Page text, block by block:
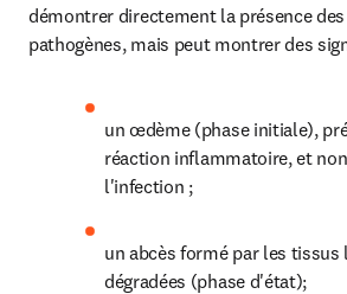
démontrer directement la présence
pathogènes, mais peut montrer des
un œdème (phase initiale),
réaction inflammatoire, et
l'infection ;
un abcès formé par les
dégradées (phase d'état);